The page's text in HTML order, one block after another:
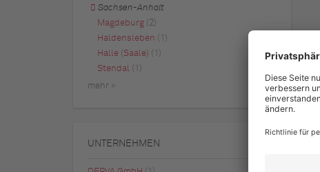
Sachsen-Anhalt
Magdeburg (2)
Haldensleben (1)
Halle (Saale)
(1)
Stendal
(1)
mehr »
UNTERNEHMEN